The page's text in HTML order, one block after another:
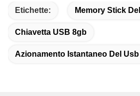
Etichette: Memory Stick
Chiavetta USB 8gb
Azionamento Istantaneo Del Usb